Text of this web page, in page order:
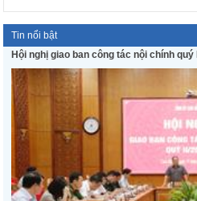
Tin nổi bật
Hội nghị giao ban công tác nội chính quý II